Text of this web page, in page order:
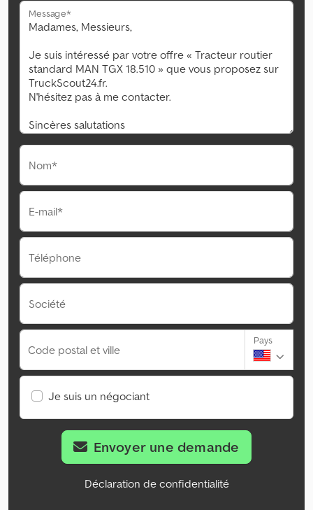
Message*
Nom*
E-mail*
Téléphone
Société
Code postal et ville
Pays
Je suis un négociant
Envoyer une demande
Déclaration de confidentialité